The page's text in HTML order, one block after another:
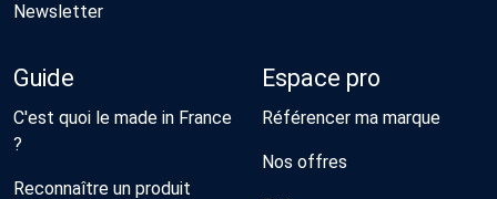
Newsletter
Guide
C'est quoi le made in France
?
Reconnaître un produit
Espace pro
Référencer ma marque
Nos offres